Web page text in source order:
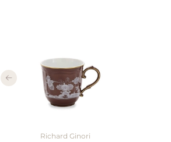
Richard Ginori